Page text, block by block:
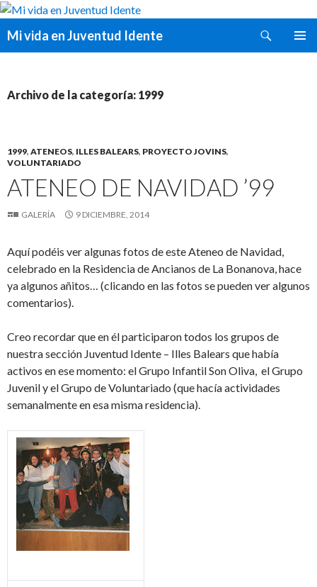
Mi vida en Juventud Idente
Archivo de la categoría: 1999
1999, ATENEOS, ILLES BALEARS, PROYECTO JOVINS,
VOLUNTARIADO
ATENEO DE NAVIDAD ’99
GALERÍA 9 DICIEMBRE, 2014
Aquí podéis ver algunas fotos de este Ateneo de Navidad,
celebrado en la Residencia de Ancianos de La Bonanova, hace
ya algunos añitos… (clicando en las fotos se pueden ver algunos
comentarios).
Creo recordar que en él participaron todos los grupos de
nuestra sección Juventud Idente – Illes Balears que había
activos en ese momento: el Grupo Infantil Son Oliva, el Grupo
Juvenil y el Grupo de Voluntariado (que hacía actividades
semanalmente en esa misma residencia).